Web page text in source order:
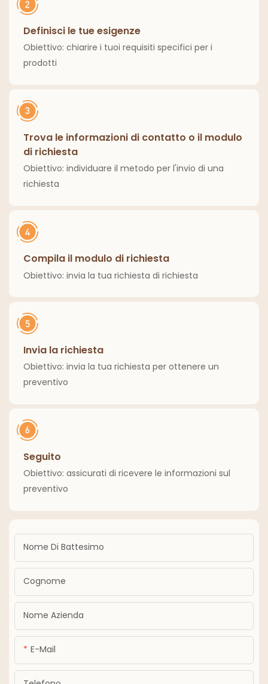
Definisci le tue esigenze
Obiettivo: chiarire i tuoi requisiti specifici per i
prodotti
Trova le informazioni di contatto o il modulo
di richiesta
Obiettivo: individuare il metodo per l'invio di una
richiesta
Compila il modulo di richiesta
Obiettivo: invia la tua richiesta di richiesta
Invia la richiesta
Obiettivo: invia la tua richiesta per ottenere un
preventivo
Seguito
Obiettivo: assicurati di ricevere le informazioni sul
preventivo
Nome Di Battesimo
Cognome
Nome Azienda
E-Mail